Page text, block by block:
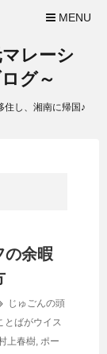
MENU
レーシ
グ～
し、湘南に帰国♪
の余暇
じゅごんの頭
とばがウイス
上春樹, ポー